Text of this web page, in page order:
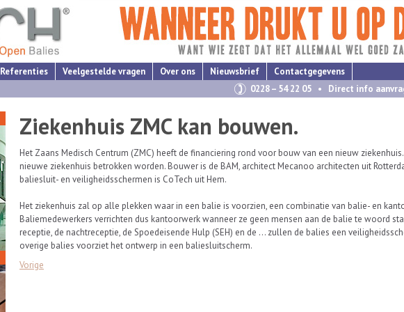
Referenties Veelgestelde vragen Over ons Nieuwsbrief
Contactgegevens
0228 – 54 22 05 • Direct info
Ziekenhuis ZMC kan bouwen.
Het Zaans Medisch Centrum (ZMC) heeft de financiering rond voor bouw van een nieuw
nieuwe ziekenhuis betrokken worden. Bouwer is de BAM, architect Mecanoo architecten uit
baliesluit- en veiligheidsschermen is CoTech uit Hem.
Het ziekenhuis zal op alle plekken waar in een balie is voorzien, een combinatie van balie- en
Baliemedewerkers verrichten dus kantoorwerk wanneer ze geen mensen aan de balie te woord
receptie, de nachtreceptie, de Spoedeisende Hulp (SEH) en de … zullen de balies een
overige balies voorziet het ontwerp in een baliesluitscherm.
Vorige